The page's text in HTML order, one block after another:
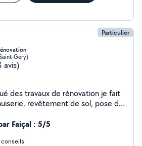
Particulier
Gery)
avis)
des travaux de rénovation je fait
revêtement de sol, pose de
montage de meubles,
Faiçal : 5/5